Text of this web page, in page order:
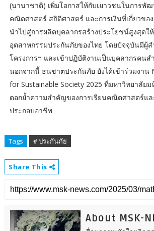
(นานาชาติ) เพิ่มโอกาสให้กับเยาวชนในการพั
คณิตศาสตร์ สถิติศาสตร์ และการเงินที่เกี่ยวขอ
นำไปสู่การผลิตบุคลากรสร้างประโยชน์สูงสุดใ
อุตสาหกรรมประกันภัยของไทย โดยปัจจุบันมีผู้ส
โครงการฯ และเข้าปฏิบัติงานเป็นบุคลากรคน
นอกจากนี้ ธนชาตประกันภัย ยังได้เข้าร่วมงาน
for Sustainable Society 2025 ที่มหาวิทยาลัย
ตอกย้ำความสำคัญของการเรียนคณิตศาสตร์แล
ประกอบอาชีพ
Tags # ประกันภัย
Share This
About MSK-